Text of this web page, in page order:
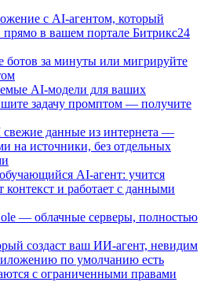
с AI-агентом, который
прямо в вашем портале Битрикс24
ботов за минуты или мигрируйте
AI-модели для ваших
задачу промптом — получите
свежие данные из интернета —
на источники, без отдельных
AI-агент: учится
и работает с данными
— облачные серверы, полностью
создаст ваш ИИ-агент, невидим
по умолчанию есть
с ограниченными правами